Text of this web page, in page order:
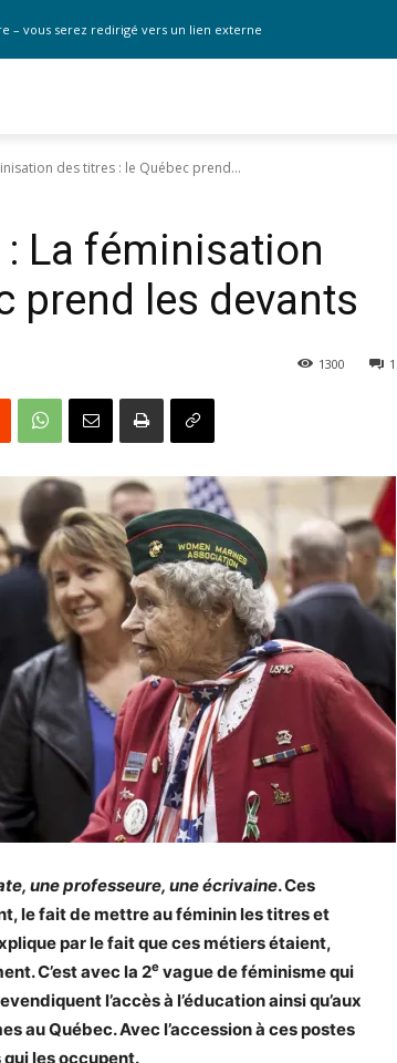
– vous serez redirigé vers un lien externe
des titres : le Québec prend...
La féminisation
prend les devants
1
1300
une professeure, une écrivaine. Ces
le fait de mettre au féminin les titres et
par le fait que ces métiers étaient,
C’est avec la 2e vague de féminisme qui
l’accès à l’éducation ainsi qu’aux
au Québec. Avec l’accession à ces postes
les occupent.